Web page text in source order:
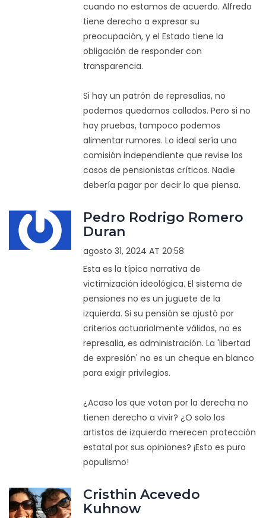
cuando no estamos de acuerdo. Alfredo
tiene derecho a expresar su
preocupación, y el Estado tiene la
obligación de responder con
transparencia.
Si hay un patrón de represalias, no
podemos quedarnos callados. Pero si no
hay pruebas, tampoco podemos
alimentar rumores. Lo ideal sería una
comisión independiente que revise los
casos de pensionistas críticos. Nadie
debería pagar por decir lo que piensa.
Pedro Rodrigo Romero
Duran
agosto 31, 2024 AT 20:58
Esta es la típica narrativa de
victimización ideológica. El sistema de
pensiones no es un juguete de la
izquierda. Si su pensión se ajustó por
criterios actuarialmente válidos, no es
represalia, es administración. La 'libertad
de expresión' no es un cheque en blanco
para exigir privilegios.
¿Acaso los que votan por la derecha no
tienen derecho a vivir? ¿O solo los
artistas de izquierda merecen protección
estatal por sus opiniones? ¡Esto es puro
populismo!
Cristhin Acevedo
Kuhnow